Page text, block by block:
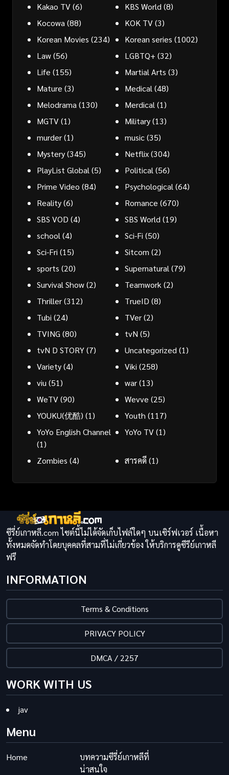
Kakao TV(6) KBS World (8)
Kocowa (88) KOK TV(3)
Korean Movies (234) Korean series (1002)
Law(56) LGBTQ+ (32)
Life (155) Martial Arts (3)
Mature (3) Medical (48)
Melodrama (130) Merdical (1)
MGTV(1) Military(13)
murder(1) music(35)
Mystery(345) Netflix(304)
PlayList Global (5) Political (56)
Prime Video (84) Psychological (64)
Reality(6) Romance (670)
SBS VOD (4) SBS World (19)
school (4) Sci-Fi (50)
Sci-Fri (15) Sitcom (2)
sports (20) Supernatural (79)
Survival Show(2) Teamwork (2)
Thriller(312) TrueID (8)
Tubi (24) TVer(2)
TVING (80) tvN (5)
tvN D STORY(7) Uncategorized (1)
Variety(4) Viki (258)
viu (51) war(13)
WeTV(90) Wevve (25)
YOUKU(优酷) (1) Youth (117)
YoYo English Channel
(1)
YoYo TV(1)
Zombies (4) สารคดี(1)
ซีรี่ย์เกาหลี.com ไซต์นี้ไม่ได้จัดเก็บไฟล์ใดๆ บนเซิร์ฟเวอร์ เนื้อหา
ทั้งหมดจัดทำโดยบุคคลที่สามที่ไม่เกี่ยวข้อง ให้บริการดูซีรีย์เกาหลี
ฟรี
INFORMATION
Terms & Conditions
PRIVACY POLICY
DMCA / 2257
WORK WITH US
jav
Menu
Home
บทความซีรี่ย์เกาหลีที่
น่าสนใจ